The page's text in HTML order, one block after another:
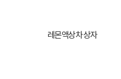
레몬액상차 상자